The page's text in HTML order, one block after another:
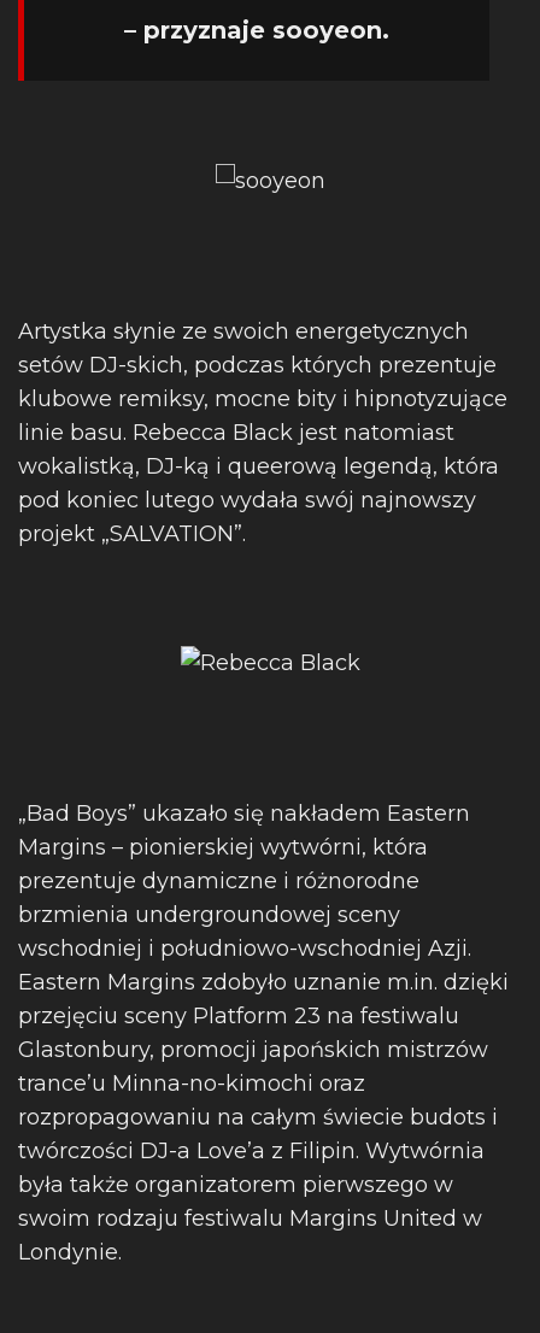
– przyznaje sooyeon.
Artystka słynie ze swoich energetycznych
setów DJ-skich, podczas których prezentuje
klubowe remiksy, mocne bity i hipnotyzujące
linie basu. Rebecca Black jest natomiast
wokalistką, DJ-ką i queerową legendą, która
pod koniec lutego wydała swój najnowszy
projekt „SALVATION”.
„Bad Boys” ukazało się nakładem Eastern
Margins – pionierskiej wytwórni, która
prezentuje dynamiczne i różnorodne
brzmienia undergroundowej sceny
wschodniej i południowo-wschodniej Azji.
Eastern Margins zdobyło uznanie m.in. dzięki
przejęciu sceny Platform 23 na festiwalu
Glastonbury, promocji japońskich mistrzów
trance’u Minna-no-kimochi oraz
rozpropagowaniu na całym świecie budots i
twórczości DJ-a Love’a z Filipin. Wytwórnia
była także organizatorem pierwszego w
swoim rodzaju festiwalu Margins United w
Londynie.